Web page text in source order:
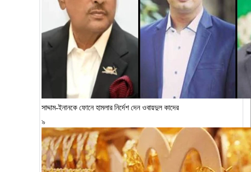
সাদ্দাম-ইনানকে ফোনে হামলার নির্দেশ দেন ওবায়দুল কাদের
৯